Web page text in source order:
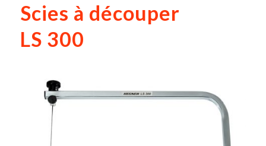
Scies à découper
LS 300